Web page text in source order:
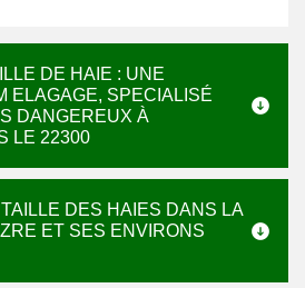
DE HAIE : UNE
ELAGAGE, SPECIALISÉ
DANGEREUX À
LE 22300
DES HAIES DANS LA
ET SES ENVIRONS